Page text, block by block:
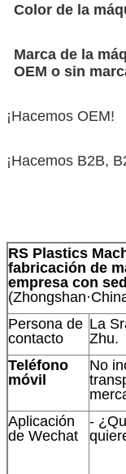
Color de la
Marca de la
OEM o sin
¡Hacemos OEM!
¡Hacemos B2B,
RS Plastics
fabricación de
empresa con
Persona de
contacto
La
Zhu.
Teléfono
móvil
No
Aplicación
de Wechat
-